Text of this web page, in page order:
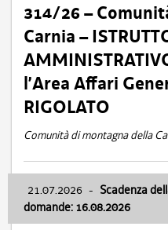
314/26 –
Carnia –
l’Area Affari
RIGOLATO
Comunità di montagna della
21.07.2026 - Scadenza
domande: 16.08.2026